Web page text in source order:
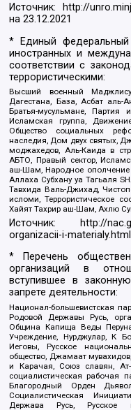
Источник: http://
на23.12.2021
* Единый федеральный
иностранных и
соответствии с
террористическими:
Высший военный
Дагестана, База, Асбат аль-
Братья-мусульмане, Партия
Исламская группа,
Общество социальных
наследия, Дом двух святых,
моджахедов, Аль-Каида в
АБТО, Правый сектор,
аш-Шам, Народное
Аллаха Субхану уа Тагьаля
Тавхида Валь-Джихад,
исломи, Террористическое
Хайят Тахрир аш-Шам, Ахлю
Источник:
http://
organizacii-i-materialy.html
* Перечень
организаций в
вступившее в
запрете деятельности:
Национал-большевистская
Родовой Державы Русь,
Община Капища Веды
Учреждение, Нурджулар, К
Иеговы, Русское
общество, Джамаат
и Карачая, Союз славян,
социалистическая рабочая
Благородный Орден
Социалистическая
Держава Русь, Русское